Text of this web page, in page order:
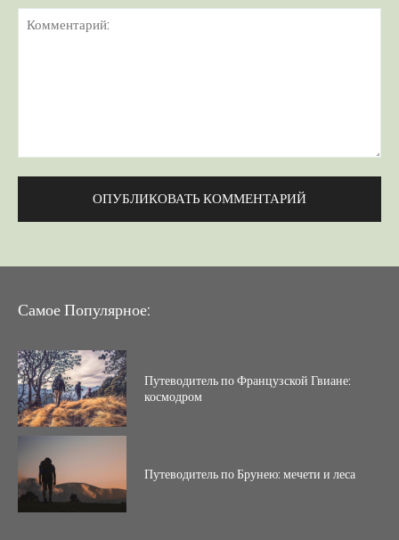
Самое Популярное:
Путеводитель по Французской Гвиане:
космодром
Путеводитель по Брунею: мечети и леса